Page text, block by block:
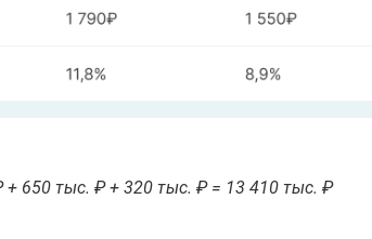
650 тыс. ₽ + 320 тыс. ₽ = 13 410 тыс. ₽